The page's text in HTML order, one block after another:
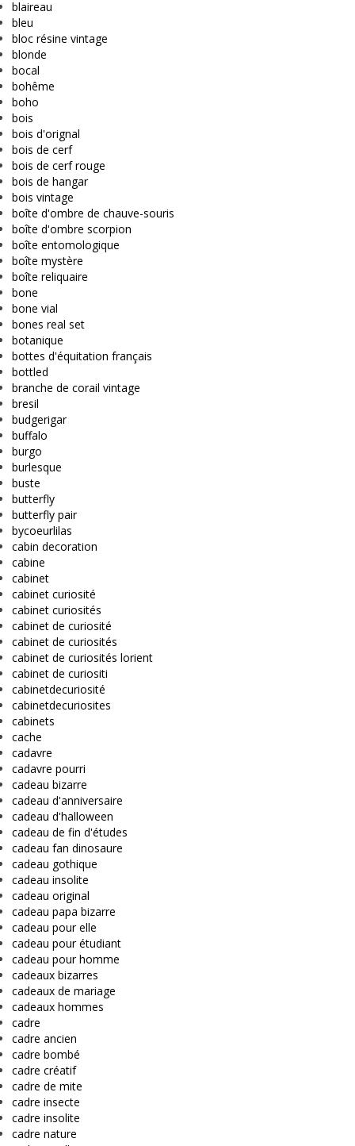
blaireau
bleu
bloc résine vintage
blonde
bocal
bohême
boho
bois
bois d'orignal
bois de cerf
bois de cerf rouge
bois de hangar
bois vintage
boîte d'ombre de chauve-souris
boîte d'ombre scorpion
boîte entomologique
boîte mystère
boîte reliquaire
bone
bone vial
bones real set
botanique
bottes d'équitation français
bottled
branche de corail vintage
bresil
budgerigar
buffalo
burgo
burlesque
buste
butterfly
butterfly pair
bycoeurlilas
cabin decoration
cabine
cabinet
cabinet curiosité
cabinet curiosités
cabinet de curiosité
cabinet de curiosités
cabinet de curiosités lorient
cabinet de curiositi
cabinetdecuriosité
cabinetdecuriosites
cabinets
cache
cadavre
cadavre pourri
cadeau bizarre
cadeau d'anniversaire
cadeau d'halloween
cadeau de fin d'études
cadeau fan dinosaure
cadeau gothique
cadeau insolite
cadeau original
cadeau papa bizarre
cadeau pour elle
cadeau pour étudiant
cadeau pour homme
cadeaux bizarres
cadeaux de mariage
cadeaux hommes
cadre
cadre ancien
cadre bombé
cadre créatif
cadre de mite
cadre insecte
cadre insolite
cadre nature